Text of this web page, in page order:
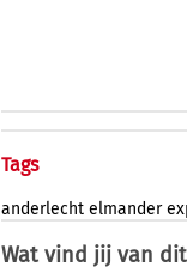
Tags
anderlecht elmander
Wat vind jij van